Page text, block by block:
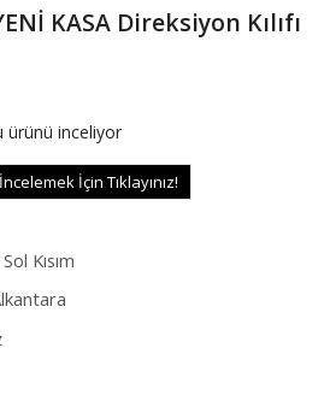
KASA Direksiyon Kılıfı
ürünü inceliyor
İçin Tıklayınız!
Kısım